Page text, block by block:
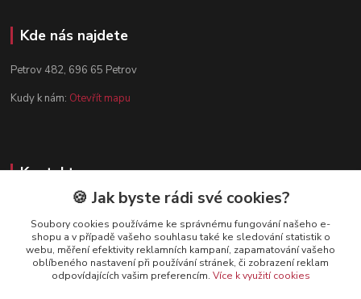
Kde nás najdete
Petrov 482, 696 65 Petrov
Kudy k nám: Otevřít mapu
Kontakty
Zákaznická podpora
+420 602 584 910
(Po-Pá, 8-15 hod.)
info@dynamazahradnicek.cz
🍪 Jak byste rádi své cookies?
Soubory cookies používáme ke správnému fungování našeho e-
shopu a v případě vašeho souhlasu také ke sledování statistik o
webu, měření efektivity reklamních kampaní, zapamatování vašeho
oblíbeného nastavení při používání stránek, či zobrazení reklam
odpovídajících vašim preferencím. Více k využití cookies